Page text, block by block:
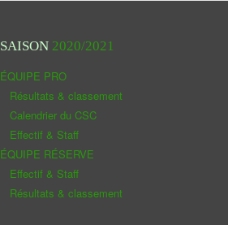
SAISON 2020/2021
ÉQUIPE PRO
Résultats & classement
Calendrier du CSC
Effectif & Staff
ÉQUIPE RÉSERVE
Effectif & Staff
Résultats & classement